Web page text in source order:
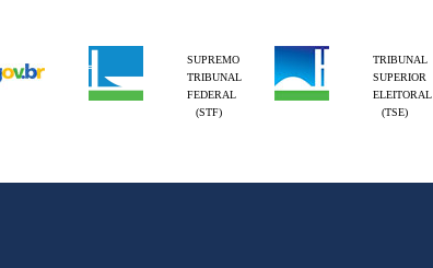
SUPREMO
TRIBUNAL
FEDERAL
(STF)
TRIBUNAL
SUPERIOR
ELEITORAL
(TSE)